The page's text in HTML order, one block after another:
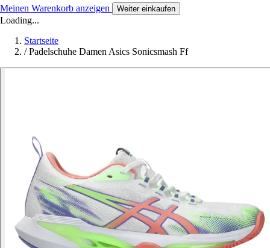
Meinen Warenkorb anzeigen Weiter einkaufen
Loading...
Startseite
/ Padelschuhe Damen Asics Sonicsmash Ff